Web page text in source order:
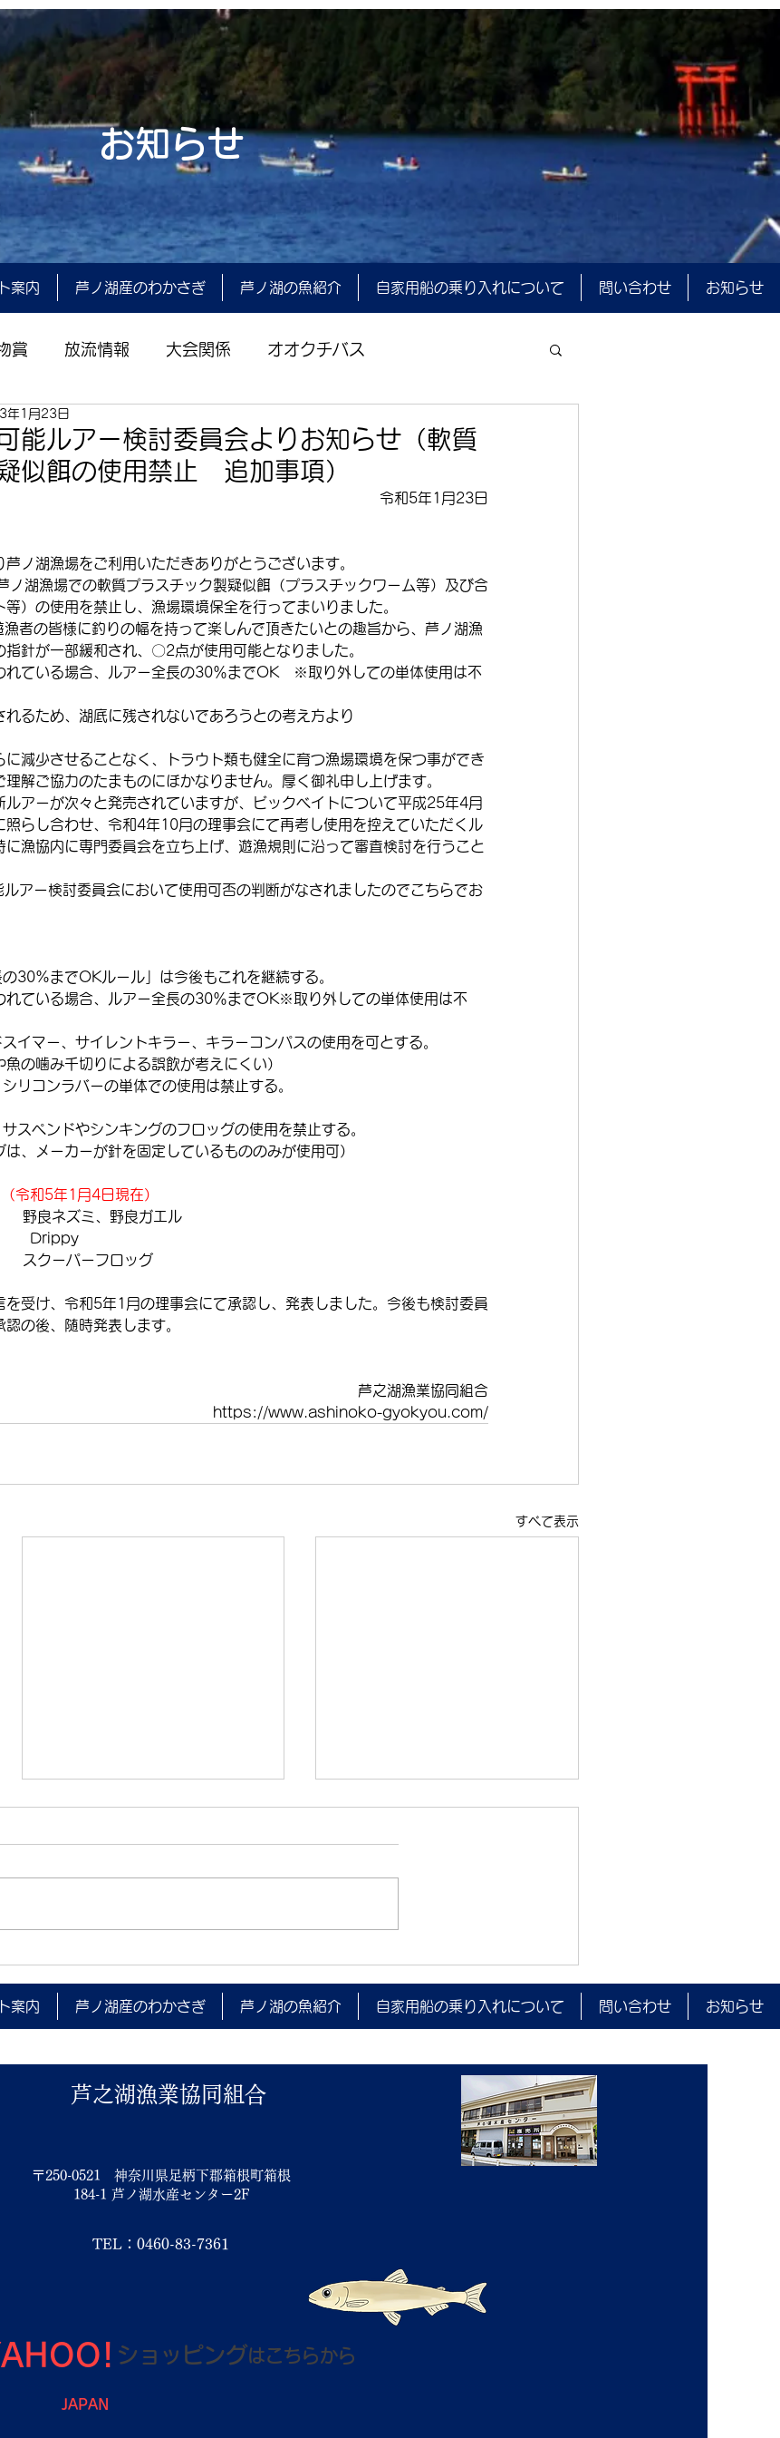
お知らせ
案内 芦ノ湖産のわかさぎ 芦ノ湖の魚紹介 自家用船の乗り入れについて 問い合わせ お知らせ
賞 放流情報 大会関係 オオクチバス
能ルアー検討委員会よりお知らせ（軟質
似餌の使用禁止 追加事項）
年1月23日
令和5年1月23日
ノ湖漁場をご利用いただきありがとうございます。
ノ湖漁場での軟質プラスチック製疑似餌（プラスチックワーム等）及び合
）の使用を禁止し、漁場環境保全を行ってまいりました。
者の皆様に釣りの幅を持って楽しんで頂きたいとの趣旨から、芦ノ湖漁
針が一部緩和され、〇2点が使用可能となりました。
れている場合、ルアー全長の30％までOK　※取り外しての単体使用は不
るため、湖底に残されないであろうとの考え方より
に減少させることなく、トラウト類も健全に育つ漁場環境を保つ事ができ
解ご協力のたまものにほかなりません。厚く御礼申し上げます。
ルアーが次々と発売されていますが、ビックベイトについて平成25年4月
照らし合わせ、令和4年10月の理事会にて再考し使用を控えていただくル
漁協内に専門委員会を立ち上げ、遊漁規則に沿って審査検討を行うこと
アー検討委員会において使用可否の判断がなされましたのでこちらでお
30%までOKルール」は今後もこれを継続する。
れている場合、ルアー全長の30％までOK※取り外しての単体使用は不
イマー、サイレントキラー、キラーコンパスの使用を可とする。
魚の噛み千切りによる誤飲が考えにくい）
リコンラバーの単体での使用は禁止する。
スペンドやシンキングのフロッグの使用を禁止する。
は、メーカーが針を固定しているもののみが使用可）
令和5年1月4日現在）
野良ネズミ、野良ガエル
Drippy
スクーパーフロッグ
を受け、令和5年1月の理事会にて承認し、発表しました。今後も検討委員
の後、随時発表します。
芦之湖漁業協同組合
https://www.ashinoko-gyokyou.com/
すべて表示
箱根町消防本部 水難救助訓練
(ダイビング)実施のお知らせ
案内 芦ノ湖産のわかさぎ 芦ノ湖の魚紹介 自家用船の乗り入れについて 問い合わせ お知らせ
芦之湖漁業協同組合
〒250-0521 神奈川県足柄下郡箱根町箱根
184-1 芦ノ湖水産センター2F
TEL：0460-83-7361
JAPAN
ショッピング はこちらから